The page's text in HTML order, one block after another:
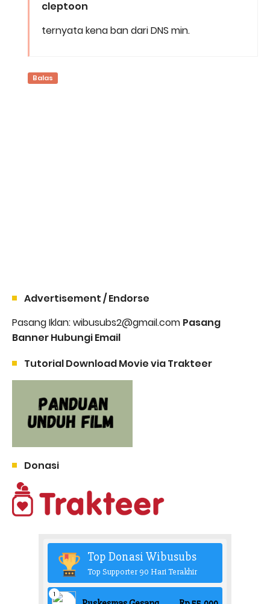
cleptoon
ternyata kena ban dari DNS min.
Balas
Advertisement / Endorse
Pasang Iklan: wibusubs2@gmail.com Pasang
Banner Hubungi Email
Tutorial Download Movie via Trakteer
Donasi